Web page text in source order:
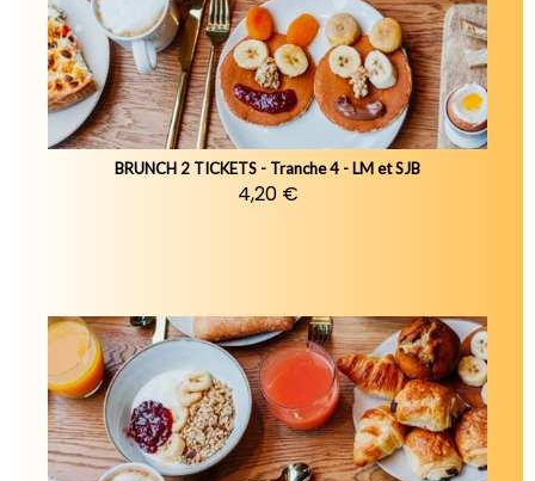
BRUNCH 2 TICKETS - Tranche 4 - LM et SJB
4,20 €